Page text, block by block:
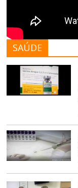
SAÚDE